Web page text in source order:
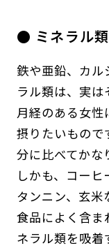
● ミネラル類
鉄や亜鉛、カル
ラル類は、実は
月経のある女性
摂りたいもの
分に比べてかな
しかも、コー
タンニン、玄
食品によく含ま
ネラル類を吸着